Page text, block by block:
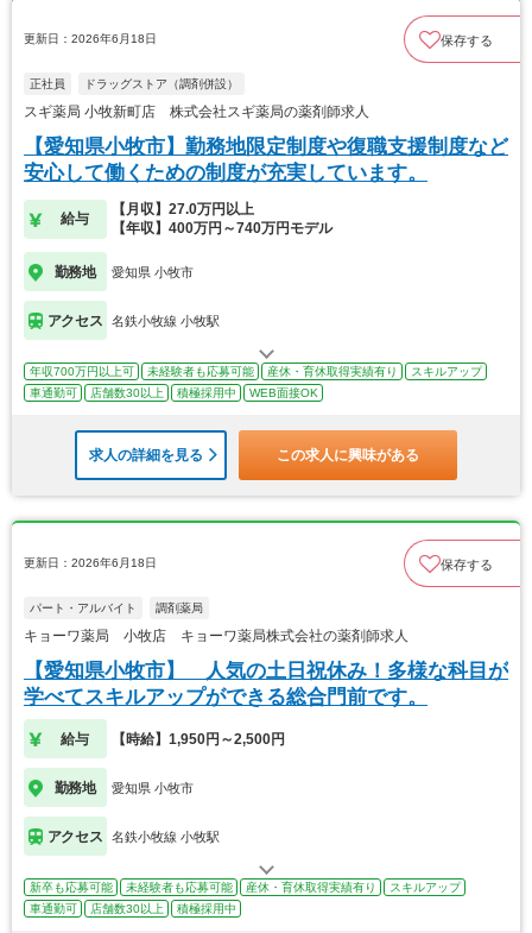
更新日：2026年6月18日 保存する
正社員 ドラッグストア（調剤併設）
スギ薬局 小牧新町店 株式会社スギ薬局の薬剤師求人
【愛知県小牧市】勤務地限定制度や復職支援制度など
安心して働くための制度が充実しています。
給与
【月収】27.0万円以上
【年収】400万円～740万円モデル
勤務地 愛知県 小牧市
アクセス 名鉄小牧線 小牧駅
年収700万円以上可 未経験者も応募可能 産休・育休取得実績有り
スキルアップ
車通勤可
店舗数30以上 積極採用中 WEB面接OK
求人の詳細を見る この求人に興味がある
更新日：2026年6月18日 保存する
パート・アルバイト 調剤薬局
キョーワ薬局 小牧店 キョーワ薬局株式会社の薬剤師求人
【愛知県小牧市】 人気の土日祝休み！多様な科目が
学べてスキルアップができる総合門前です。
給与 【時給】1,950円～2,500円
勤務地 愛知県 小牧市
アクセス 名鉄小牧線 小牧駅
新卒も応募可能 未経験者も応募可能 産休・育休取得実績有り
スキルアップ
車通勤可
店舗数30以上 積極採用中